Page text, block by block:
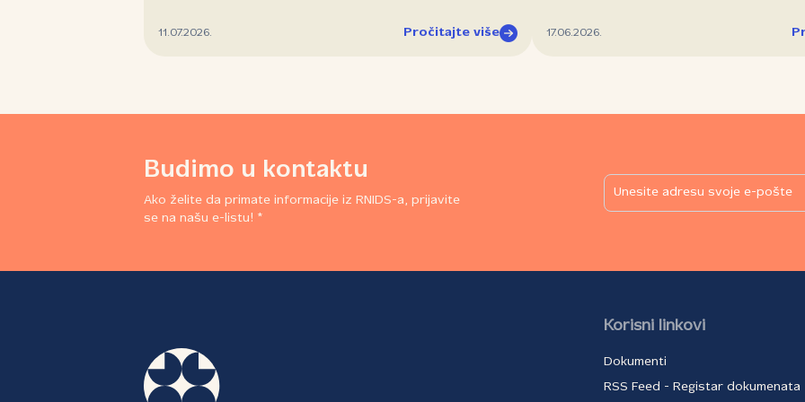
11.07.2026. Pročitajte više 17.06.2026.
Budimo u kontaktu
Ako želite da primate informacije iz RNIDS-a, prijavite
se na našu e-listu! *
Korisni linkovi
Dokumenti
RSS Feed - Registar dokumenata